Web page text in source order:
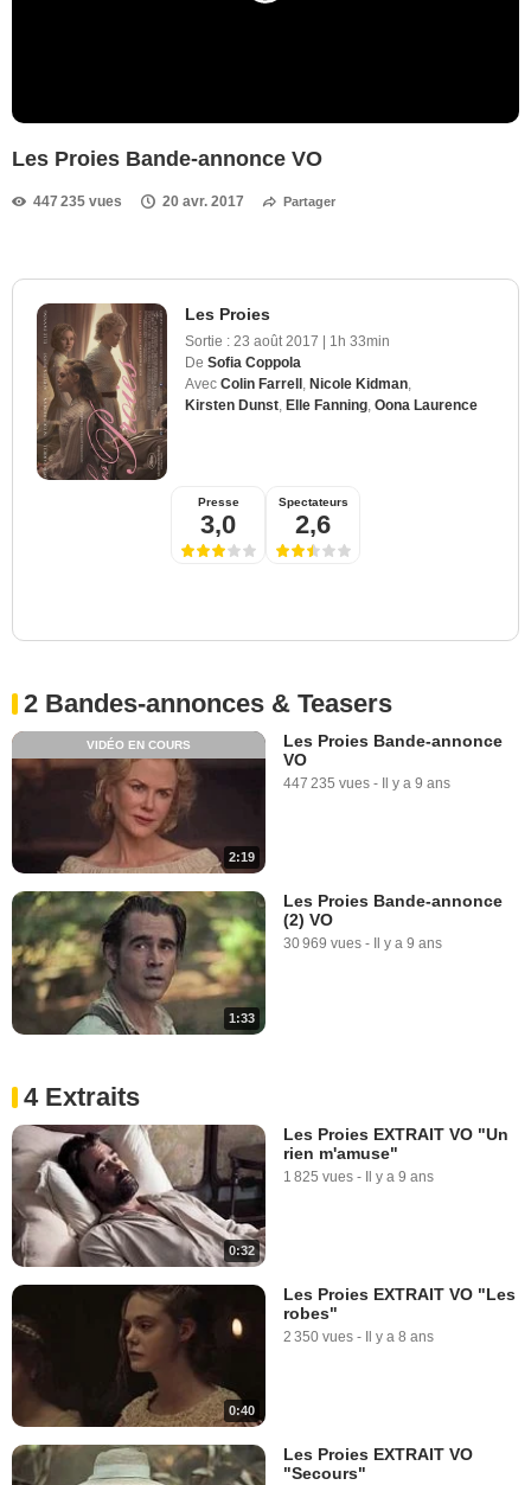
Les Proies Bande-annonce VO
447 235 vues 20 avr. 2017 Partager
Les Proies
Sortie : 23 août 2017 | 1h 33min
De Sofia Coppola
Avec Colin Farrell Nicole Kidman
Kirsten Dunst Elle Fanning Oona Laurence
Presse
3,0
Spectateurs
2,6
2 Bandes-annonces & Teasers
2:19
VIDÉO EN COURS
Les Proies Bande-annonce
VO
447 235 vues - Il y a 9 ans
1:33
Les Proies Bande-annonce
(2) VO
30 969 vues - Il y a 9 ans
4 Extraits
0:32
Les Proies EXTRAIT VO "Un
rien m'amuse"
1 825 vues - Il y a 9 ans
0:40
Les Proies EXTRAIT VO "Les
robes"
2 350 vues - Il y a 8 ans
Les Proies EXTRAIT VO
"Secours"